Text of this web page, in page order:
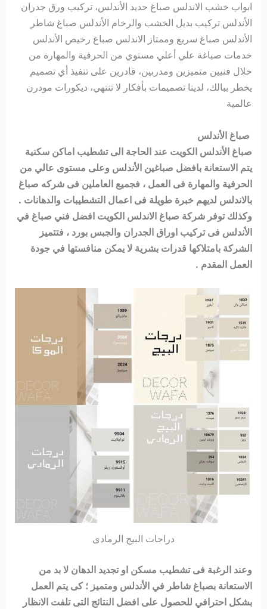
ابواب خشب الاندلس صباغ حديد الأندلس، تركيب ورق جدران
الأندلس تركيب بديل الخشب والرخام الأندلس صباغ شاطر
الأندلس صباغ سريع وممتاز الاندلس صباغ رخيص الأندلس
خدمات صباغة علي أعلي مستوي من الحرفية والمهارة من
خلال فنيين متميزين ومدربين، قادرين على تنفيذ أي تصميم
يخطر ببالك، لدينا تصميمات بأفكار لا تنتهي، ديكورات مودرن
عالمية
صباغ الأندلس
صباغ الأندلس الكويت عند الحاجة الى تشطيب اماكن سكنية
يتم الاستعانة بافضل صباغين الأندلس وعلى مستوى عالي من
الحرفية والمهارة فى العمل ، فجميع العاملين فى شركه صباغ
بالاندلس لديهم خبرة طويلة فى اعمال التشطيبات والدهانات .
وكذلك توفر شركة صباغ الاندلس الكويت افضل فني صباغ في
الأندلس فى تركيب اوراق الجدران والجبس بورد ، فتتميز
الشركة بامتلاكها قدرات بشرية لا يمكن منافستها في جودة
العمل المقدم .
دراجات البيج الرمادى
وعند الرغبة فى تشطيب مسكن او تجديد الدهان لا بد من
الاستعانة بصباغ شاطر في الأندلس ومتميز ؛ كى يتم العمل
بشكل احترافي للحصول على افضل النتائج التى تلفت الانظار